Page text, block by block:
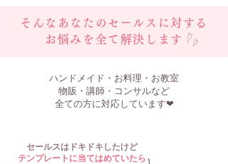
そんなあなたのセールスに対する
お悩みを 全て解決します
ハンドメイド・お料理・お教室
物販・講師・コンサルなど
全ての方に対応しています❤︎
セールスはドキドキしたけど
テンプレートに当てはめていたら